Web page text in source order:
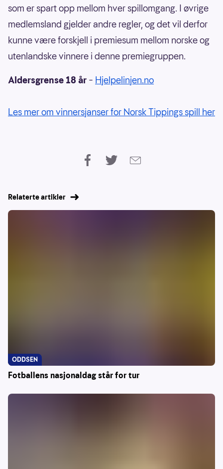
som er spart opp mellom hver spillomgang. I øvrige
medlemsland gjelder andre regler, og det vil derfor
kunne være forskjell i premiesum mellom norske og
utenlandske vinnere i denne premiegruppen.
Aldersgrense 18 år – Hjelpelinjen.no
Les mer om vinnersjanser for Norsk Tippings spill her
Relaterte artikler
Fotballens nasjonaldag står for tur
ODDSEN